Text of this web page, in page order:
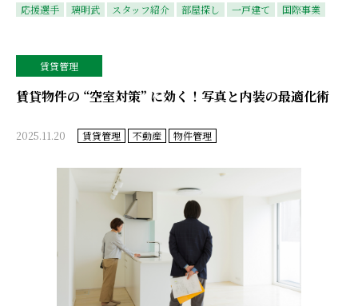
応援選手
璃明武 スタッフ紹介 部屋探し 一戸建て 国際事業
賃貸管理
賃貸物件の “空室対策” に効く！写真と内装の最適化術
2025.11.20 賃貸管理 不動産 物件管理